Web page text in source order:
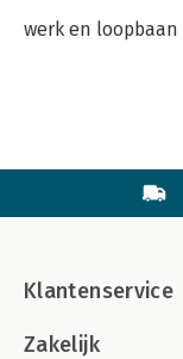
werk en loopbaan
Klantenservice
Zakelijk